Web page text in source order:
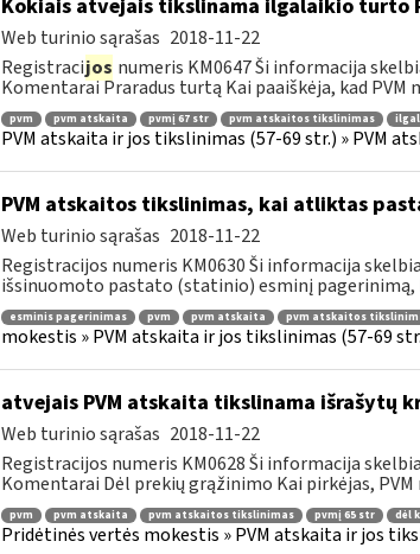
Kokiais atvejais tikslinama ilgalaikio turto
Web turinio sąrašas 2018-11-22
Registracijos numeris KM0647 Ši informacija
Komentarai Praradus turtą Kai paaiškėja, kad PVM
pvm pvm atskaita pvmį 67 str pvm atskaitos tikslinimas
PVM atskaita ir jos tikslinimas (57-69 str.) » PVM
PVM atskaitos tikslinimas, kai atliktas
Web turinio sąrašas 2018-11-22
Registracijos numeris KM0630 Ši informacija
išsinuomoto pastato (statinio) esminį
esminis pagerinimas pvm pvm atskaita pvm atskaitos
mokestis » PVM atskaita ir jos tikslinimas (57-69
atvejais PVM atskaita tikslinama išrašytų
Web turinio sąrašas 2018-11-22
Registracijos numeris KM0628 Ši informacija
Komentarai Dėl prekių grąžinimo Kai pirkėjas,
pvm pvm atskaita pvm atskaitos tikslinimas pvmį 65 str dėl
Pridėtinės vertės mokestis » PVM atskaita ir jos